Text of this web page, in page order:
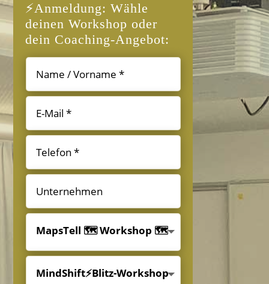
⚡Anmeldung: Wähle
deinen Workshop oder
dein Coaching-Angebot: